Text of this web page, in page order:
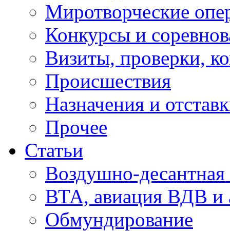
Миротворческие
Конкурсы и
Визиты, проверки,
Происшествия
Назначения и
Прочее
Статьи
Воздушно-десантная
ВТА, авиация ВДВ и
Обмундирование